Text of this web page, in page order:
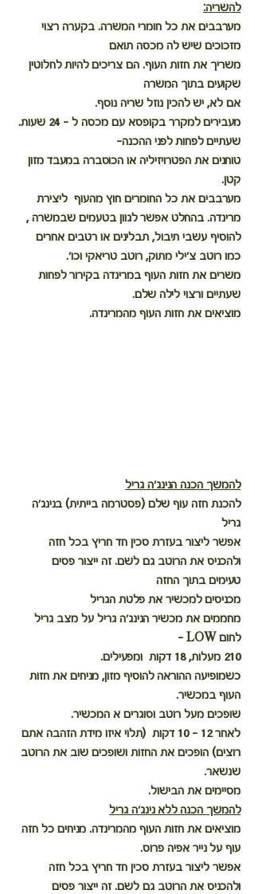
להשריה:
מערבבים את כל חומרי המשרה. בקערה רצוי
מזכוכים שיש לה מכסה תואם
משריך את חזות העוף. הם צריכים להיות לחלוטין
שקועים בתוך המשרה
אם לא, יש להכין נוזל שריה נוסף.
מעבירים למקרר בקופסא עם מכסה ל - 24 שעות.
שעתיים לפחות לפני ההכנה-
טוחנים את הפטרויזיליה או הכוסברה במעבד מזון
קטן.
מערבבים את כל החומרים חוץ מהעוף  ליצירת
מרינדה. בהחלט אפשר לגוון בטעמים שבמשרה ,
להוסיף עשבי תיבול, תבלינים או רטבים אחרים
כמו רוטב צ'ילי מתוק, רוטב טריאקי וכו'.
משרים את חזות העוף במרינדה בקירור לפחות
שעתיים ורצוי לילה שלם.
מוציאים את חזות העוף מהמרינדה.
להמשך הכנה הנינג'ה גריל
להכנת חזה עוף שלם (פסטרמה בייתית) בנינג'ה
גריל
אפשר ליצור בעזרת סכין חד חריץ בכל חזה
ולהכניס את הרוטב גם לשם. זה ייצור פסים
טעימים בתוך החזה
מכניסים למכשיר את פלטת הגריל
מחממים את מכשיר הנינג'ה גריל על מצב גריל
לחום LOW -
210 מעלות, 18 דקות  ומפעילים.
כשמופיעה ההוראה להוסיף מזון, מניחים את חזות
העוף במכשיר.
שופכים מעל רוטב וסוגרים א המכשיר.
לאחר 12 - 10 דקות  (תלוי איזו מידת הזהבה אתם
רוצים) הופכים את החזות ושופכים שוב את הרוטב
שנשאר.
מסיימים את הבישול.
להמשך הכנה ללא נינג'ה גריל
מוציאים את חזות העוף מהמרינדה. מניחים כל חזה
עוף על נייר אפיה פרוס.
אפשר ליצור בעזרת סכין חד חריץ בכל חזה
ולהכניס את הרוטב גם לשם. זה ייצור פסים